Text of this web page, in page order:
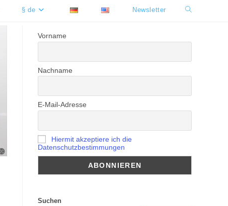
§ de Newsletter Website-
Vorname
Nachname
E-Mail-Adresse
Hiermit akzeptiere ich die
Datenschutzbestimmungen
Suchen